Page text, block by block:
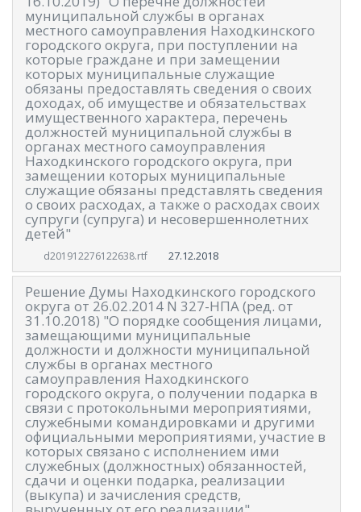
муниципальной службы в органах
местного самоуправления Находкинского
городского округа, при поступлении на
которые граждане и при замещении
которых муниципальные служащие
обязаны предоставлять сведения о своих
доходах, об имуществе и обязательствах
имущественного характера, перечень
должностей муниципальной службы в
органах местного самоуправления
Находкинского городского округа, при
замещении которых муниципальные
служащие обязаны представлять сведения
о своих расходах, а также о расходах своих
супруги (супруга) и несовершеннолетних
детей"
d201912276122638.rtf 27.12.2018
Решение Думы Находкинского городского
округа от 26.02.2014 N 327-НПА (ред. от
31.10.2018) "О порядке сообщения лицами,
замещающими муниципальные
должности и должности муниципальной
службы в органах местного
самоуправления Находкинского
городского округа, о получении подарка в
связи с протокольными мероприятиями,
служебными командировками и другими
официальными мероприятиями, участие в
которых связано с исполнением ими
служебных (должностных) обязанностей,
сдачи и оценки подарка, реализации
(выкупа) и зачисления средств,